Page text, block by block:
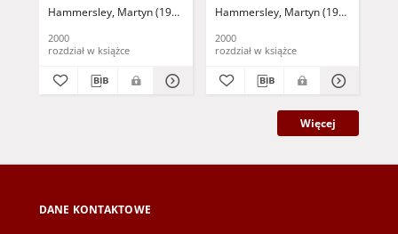
osób z dysfunkcją
Hammersley, Martyn (1949- ) Atkinson, Paul (1947- ) Dymczyk,
2000
rozdział w książce
Hammersley, Martyn (1949- )
2000
rozdział w książce
Więcej
DANE KONTAKTOWE